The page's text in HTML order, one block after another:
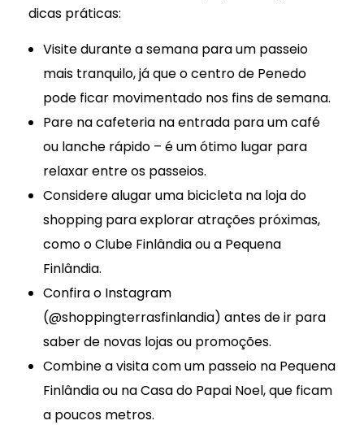
dicas práticas:
Visite durante a semana para um passeio
mais tranquilo, já que o centro de Penedo
pode ficar movimentado nos fins de semana.
Pare na cafeteria na entrada para um café
ou lanche rápido – é um ótimo lugar para
relaxar entre os passeios.
Considere alugar uma bicicleta na loja do
shopping para explorar atrações próximas,
como o Clube Finlândia ou a Pequena
Finlândia.
Confira o Instagram
(@shoppingterrasfinlandia) antes de ir para
saber de novas lojas ou promoções.
Combine a visita com um passeio na Pequena
Finlândia ou na Casa do Papai Noel, que ficam
a poucos metros.